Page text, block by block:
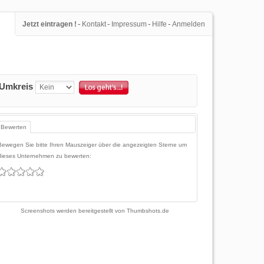
Jetzt eintragen ! - Kontakt- Impressum- Hilfe - Anmelden
Bewerten
Sie bitte Ihren Mauszeiger über die angezeigten Sterne um
Unternehmen zu bewerten:
Screenshots werden bereitgestellt vonThumbshots.de